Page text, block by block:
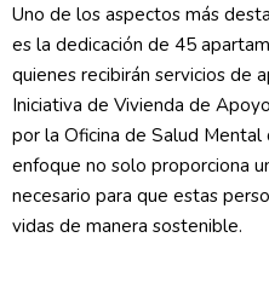
Uno de los aspectos más
es la dedicación de 45
quienes recibirán servicios de
Iniciativa de Vivienda de
por la Oficina de Salud
enfoque no solo proporciona
necesario para que estas
vidas de manera sostenible.